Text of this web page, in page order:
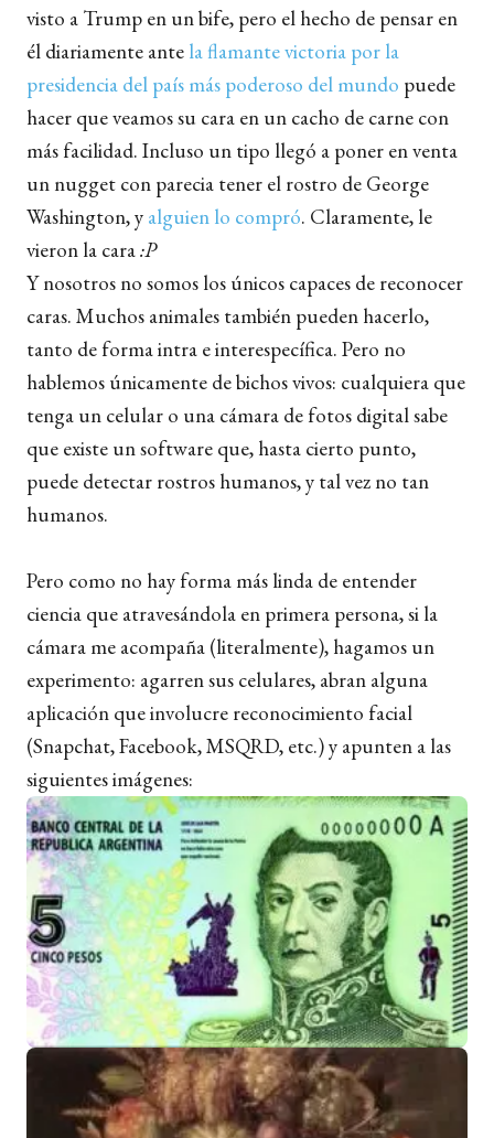
visto a Trump en un bife, pero el hecho de pensar en
él diariamente ante la flamante victoria por la
presidencia del país más poderoso del mundo puede
hacer que veamos su cara en un cacho de carne con
más facilidad. Incluso un tipo llegó a poner en venta
un nugget con parecia tener el rostro de George
Washington, y alguien lo compró. Claramente, le
vieron la cara:P
Y nosotros no somos los únicos capaces de reconocer
caras. Muchos animales también pueden hacerlo,
tanto de forma intra e interespecífica. Pero no
hablemos únicamente de bichos vivos: cualquiera que
tenga un celular o una cámara de fotos digital sabe
que existe un software que, hasta cierto punto,
puede detectar rostros humanos, y tal vez no tan
humanos.
Pero como no hay forma más linda de entender
ciencia que atravesándola en primera persona, si la
cámara me acompaña (literalmente), hagamos un
experimento: agarren sus celulares, abran alguna
aplicación que involucre reconocimiento facial
(Snapchat, Facebook, MSQRD, etc.) y apunten a las
siguientes imágenes: